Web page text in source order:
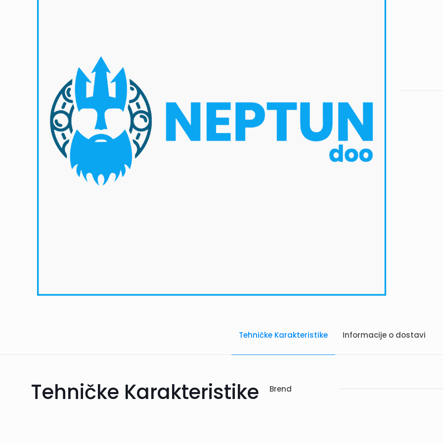
Tehničke Karakteristike Informacije o dostavi
Tehničke Karakteristike Brend